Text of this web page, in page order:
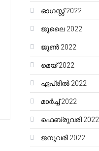
ഓഗസ്റ്റ്‌ 2022
ജൂലൈ 2022
ജൂൺ 2022
മെയ്‌ 2022
ഏപ്രിൽ 2022
മാർച്ച്‌ 2022
ഫെബ്രുവരി 2022
ജനുവരി 2022